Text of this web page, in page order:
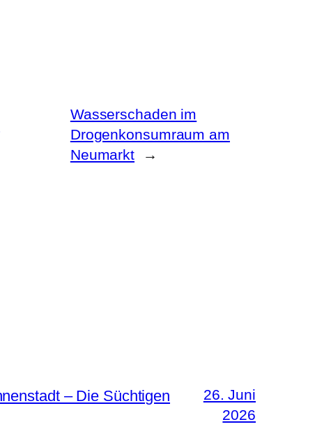
Wasserschaden im
Drogenkonsumraum am
Neumarkt
→
– Die Süchtigen
26. Juni
2026